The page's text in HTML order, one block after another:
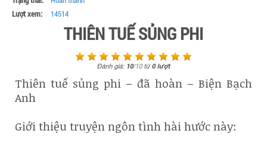
Lượt xem:
14514
THIÊN TUẾ SỦNG PHI
Đánh giá: 10/10từ0lượt
Thiên tuế sủng phi – đã hoàn – Biện Bạch
Anh
Giới thiệu truyện ngôn tình hài hước này: